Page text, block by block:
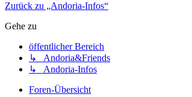
Zurück zu „Andoria-Infos“
Gehe zu
öffentlicher Bereich
↳ Andoria&Friends
↳ Andoria-Infos
Foren-Übersicht